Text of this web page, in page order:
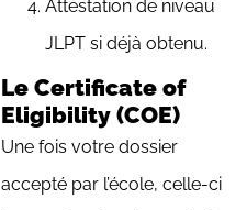
Attestation de niveau
JLPT si déjà obtenu.
Le Certificate of
Eligibility (COE)
Une fois votre dossier
accepté par l’école, celle-ci